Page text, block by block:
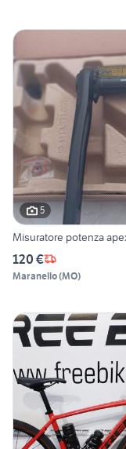
5
Misuratore potenza
120 €
Maranello(MO)